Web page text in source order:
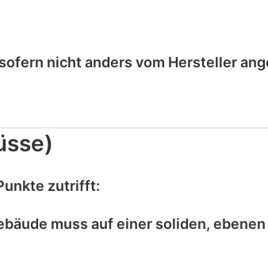
nicht anders vom Hersteller
zutrifft:
muss auf einer soliden,